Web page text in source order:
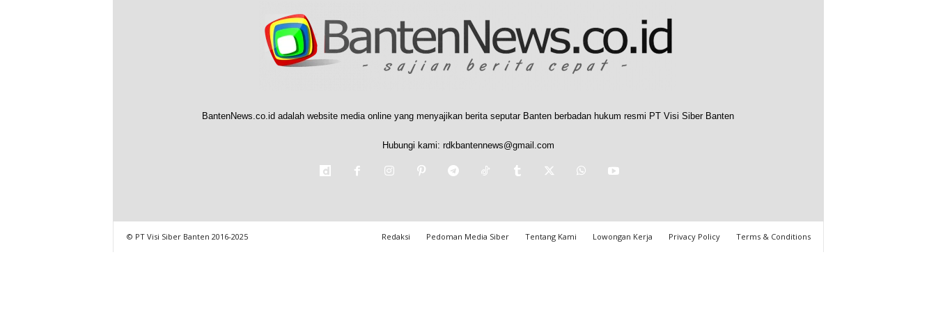
BantenNews.co.id adalah website media online yang menyajikan berita seputar Banten berbadan hukum resmi PT Visi Siber Banten
Hubungi kami: rdkbantennews@gmail.com
Redaksi Pedoman Media Siber Tentang Kami Lowongan Kerja Privacy Policy Terms & Conditions
© PT Visi Siber Banten 2016-2025